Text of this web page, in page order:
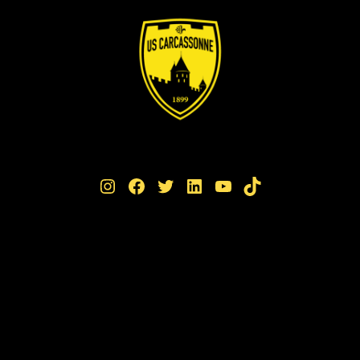
Instagram Facebook Twitter LinkedIn YouTube TikTok